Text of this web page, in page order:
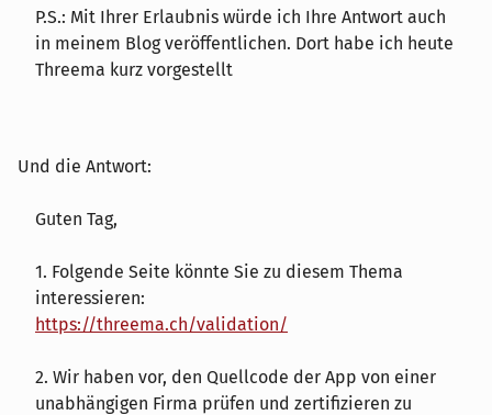
P.S.: Mit Ihrer Erlaubnis würde ich Ihre Antwort auch
in meinem Blog veröffentlichen. Dort habe ich heute
Threema kurz vorgestellt
Und die Antwort:
Guten Tag,
1. Folgende Seite könnte Sie zu diesem Thema
interessieren:
https://threema.ch/validation/
2. Wir haben vor, den Quellcode der App von einer
unabhängigen Firma prüfen und zertifizieren zu